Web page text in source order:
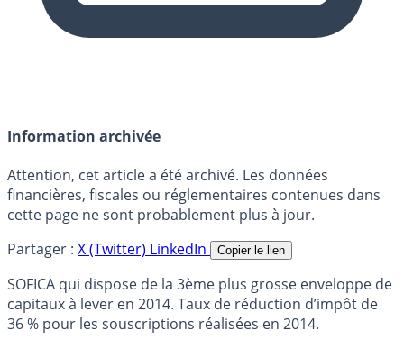
Information archivée
Attention, cet article a été archivé. Les données
financières, fiscales ou réglementaires contenues dans
cette page ne sont probablement plus à jour.
Partager : X (Twitter) LinkedIn Copier le lien
SOFICA qui dispose de la 3ème plus grosse enveloppe de
capitaux à lever en 2014. Taux de réduction d’impôt de
36 % pour les souscriptions réalisées en 2014.